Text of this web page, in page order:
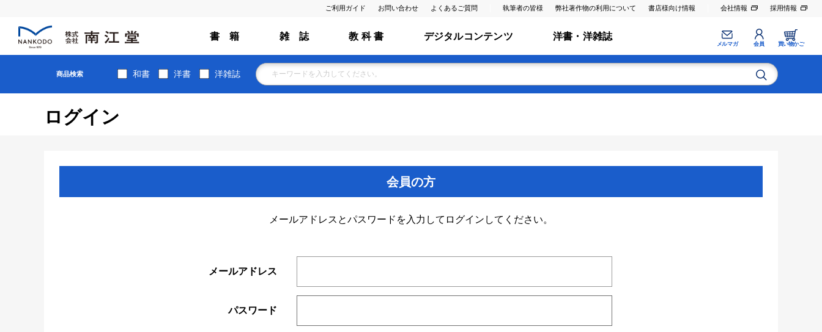
ご利用ガイド お問い合わせ よくあるご質問 執筆者の皆様 弊社著作物の利用について 書店様向け情報 会社情報 採用情報
書 籍 雑 誌 教 科 書 デジタルコンテンツ 洋書・洋雑誌
メルマガ 会員 買い物かご
商品検索 和書 洋書 洋雑誌
ログイン
会員の方
メールアドレスとパスワードを入力してログインしてください。
メールアドレス
パスワード